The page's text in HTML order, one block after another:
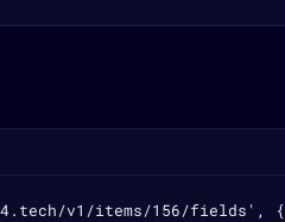
v1/items/156/fields', {